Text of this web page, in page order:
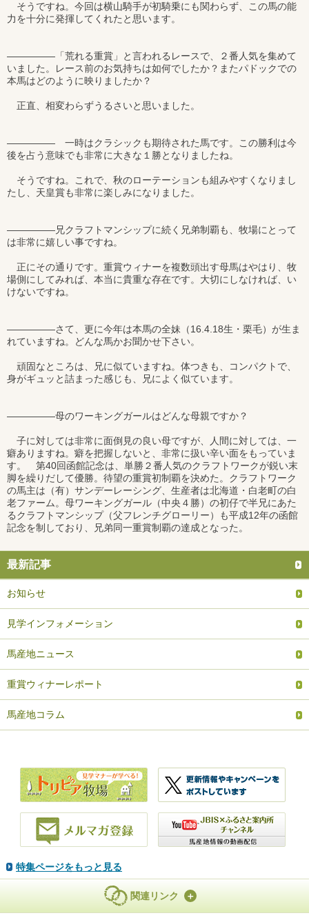
そうですね。今回は横山騎手が初騎乗にも関わらず、この馬の能
力を十分に発揮してくれたと思います。
―――――「荒れる重賞」と言われるレースで、２番人気を集めて
いました。レース前のお気持ちは如何でしたか？またパドックでの
本馬はどのように映りましたか？
正直、相変わらずうるさいと思いました。
――――― 一時はクラシックも期待された馬です。この勝利は今
後を占う意味でも非常に大きな１勝となりましたね。
そうですね。これで、秋のローテーションも組みやすくなりまし
たし、天皇賞も非常に楽しみになりました。
―――――兄クラフトマンシップに続く兄弟制覇も、牧場にとって
は非常に嬉しい事ですね。
正にその通りです。重賞ウィナーを複数頭出す母馬はやはり、牧
場側にしてみれば、本当に貴重な存在です。大切にしなければ、い
けないですね。
―――――さて、更に今年は本馬の全妹（16.4.18生・栗毛）が生ま
れていますね。どんな馬かお聞かせ下さい。
頑固なところは、兄に似ていますね。体つきも、コンパクトで、
身がギュッと詰まった感じも、兄によく似ています。
―――――母のワーキングガールはどんな母親ですか？
子に対しては非常に面倒見の良い母ですが、人間に対しては、一
癖ありますね。癖を把握しないと、非常に扱い辛い面をもっていま
す。 第40回函館記念は、単勝２番人気のクラフトワークが鋭い末
脚を繰りだして優勝。待望の重賞初制覇を決めた。クラフトワーク
の馬主は（有）サンデーレーシング、生産者は北海道・白老町の白
老ファーム。母ワーキングガール（中央４勝）の初仔で半兄にあた
るクラフトマンシップ（父フレンチグローリー）も平成12年の函館
記念を制しており、兄弟同一重賞制覇の達成となった。
最新記事
お知らせ
見学インフォメーション
馬産地ニュース
重賞ウィナーレポート
馬産地コラム
特集ページをもっと見る
関連リンク